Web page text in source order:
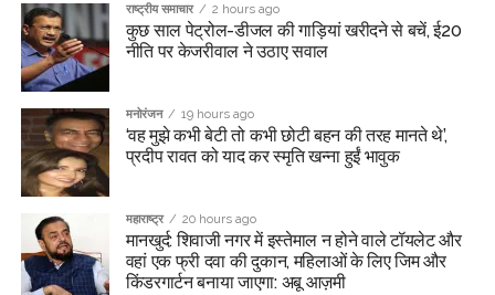
राष्ट्रीय समाचार 2 hours ago
कुछ साल पेट्रोल-डीजल की गाड़ियां खरीदने से बचें, ई20
नीति पर केजरीवाल ने उठाए सवाल
मनोरंजन 19 hours ago
‘वह मुझे कभी बेटी तो कभी छोटी बहन की तरह मानते थे’,
प्रदीप रावत को याद कर स्मृति खन्ना हुईं भावुक
महाराष्ट्र 20 hours ago
मानखुर्द: शिवाजी नगर में इस्तेमाल न होने वाले टॉयलेट और
वहां एक फ्री दवा की दुकान, महिलाओं के लिए जिम और
किंडरगार्टन बनाया जाएगा: अबू आज़मी